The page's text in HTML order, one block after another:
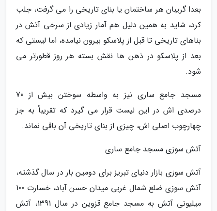
بعدا گریبان هر ساختمان یا بنای تاریخی را می گرفت، جلب
کرد، شاید به همین دلیل هم آمار زیادی از سرخی آتش در
بناهای تاریخی تا قبل از پلاسکو بیرون نیامده، اما لیستی که
بعد از پلاسکو در ذهن ها نقش بسته هر روز قطورتر می
شود.
مسجد جامع ساری نیز به واسطه سوختن بیش از 70
درصدی اش در این لیست قرار می گیرد که تقریباً به جز
چهارچوب اصلی اش، چیزی از بنای تاریخی آن باقی نماند.
آتش سوزی مسجد جامع ساری
آتش سوزی بازار دنیای تبریز برای دومین بار در سال گذشته،
آتش سوزی ضلع شمال غربی میدان حسن آباد، خسارت 100
میلیونی آتش به مسجد جامع قزوین در سال 1391، آتش